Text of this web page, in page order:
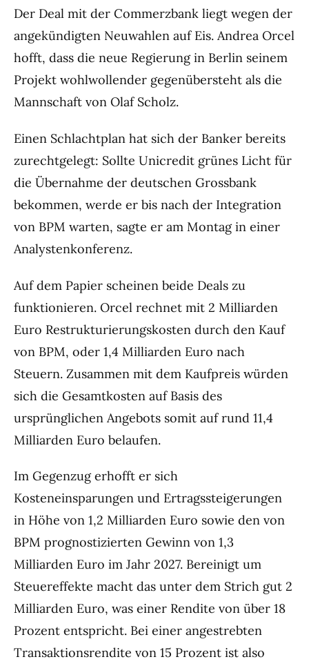
Der Deal mit der Commerzbank liegt wegen der
angekündigten Neuwahlen auf Eis. Andrea Orcel
hofft, dass die neue Regierung in Berlin seinem
Projekt wohlwollender gegenübersteht als die
Mannschaft von Olaf Scholz.
Einen Schlachtplan hat sich der Banker bereits
zurechtgelegt: Sollte Unicredit grünes Licht für
die Übernahme der deutschen Grossbank
bekommen, werde er bis nach der Integration
von BPM warten, sagte er am Montag in einer
Analystenkonferenz.
Auf dem Papier scheinen beide Deals zu
funktionieren. Orcel rechnet mit 2 Milliarden
Euro Restrukturierungskosten durch den Kauf
von BPM, oder 1,4 Milliarden Euro nach
Steuern. Zusammen mit dem Kaufpreis würden
sich die Gesamtkosten auf Basis des
ursprünglichen Angebots somit auf rund 11,4
Milliarden Euro belaufen.
Im Gegenzug erhofft er sich
Kosteneinsparungen und Ertragssteigerungen
in Höhe von 1,2 Milliarden Euro sowie den von
BPM prognostizierten Gewinn von 1,3
Milliarden Euro im Jahr 2027. Bereinigt um
Steuereffekte macht das unter dem Strich gut 2
Milliarden Euro, was einer Rendite von über 18
Prozent entspricht. Bei einer angestrebten
Transaktionsrendite von 15 Prozent ist also